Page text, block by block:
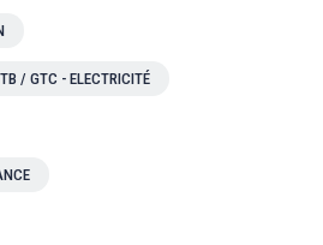
/ GTC - ELECTRICITÉ